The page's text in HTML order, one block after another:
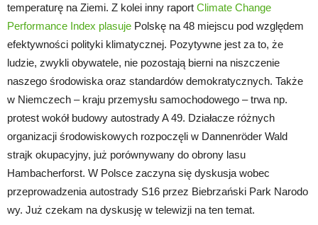
temperaturę na Ziemi. Z kolei inny raport Climate Change
Performance Index plasuje Polskę na 48 miejscu pod względem
efektywności polityki klimatycznej. Pozytywne jest za to, że
ludzie, zwykli obywatele, nie pozostają bierni na niszczenie
naszego środowiska oraz standardów demokratycznych. Także
w Niemczech – kraju przemysłu samochodowego – trwa np.
protest wokół budowy autostrady A 49. Działacze różnych
organizacji środowiskowych rozpoczęli w Dannenröder Wald
strajk okupacyjny, już porównywany do obrony lasu
Hambacherforst. W Polsce zaczyna się dyskusja wobec
przeprowadzenia autostrady S16 przez Biebrzański Park Narodo
wy. Już czekam na dyskusję w telewizji na ten temat.